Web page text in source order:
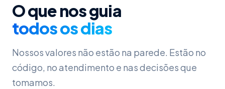
O que nos guia
todos os dias
Nossos valores não estão na parede. Estão no
código, no atendimento e nas decisões que
tomamos.